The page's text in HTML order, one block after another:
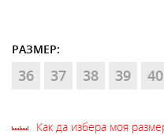
РАЗМЕР:
36 37 38 39 40
Как да избера моя